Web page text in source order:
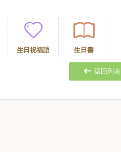
生日祝福語 生日書
返回列表